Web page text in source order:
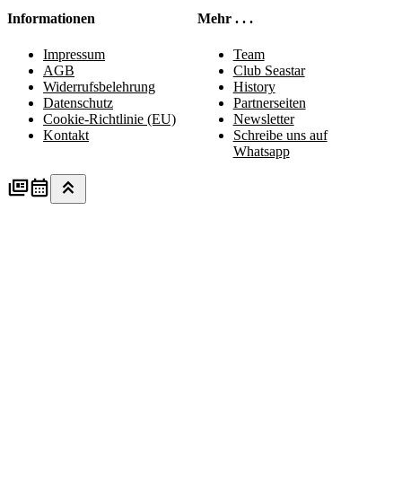
Informationen
Impressum
AGB
Widerrufsbelehrung
Datenschutz
Cookie-Richtlinie (EU)
Kontakt
Mehr . . .
Team
Club Seastar
History
Partnerseiten
Newsletter
Schreibe uns auf
Whatsapp